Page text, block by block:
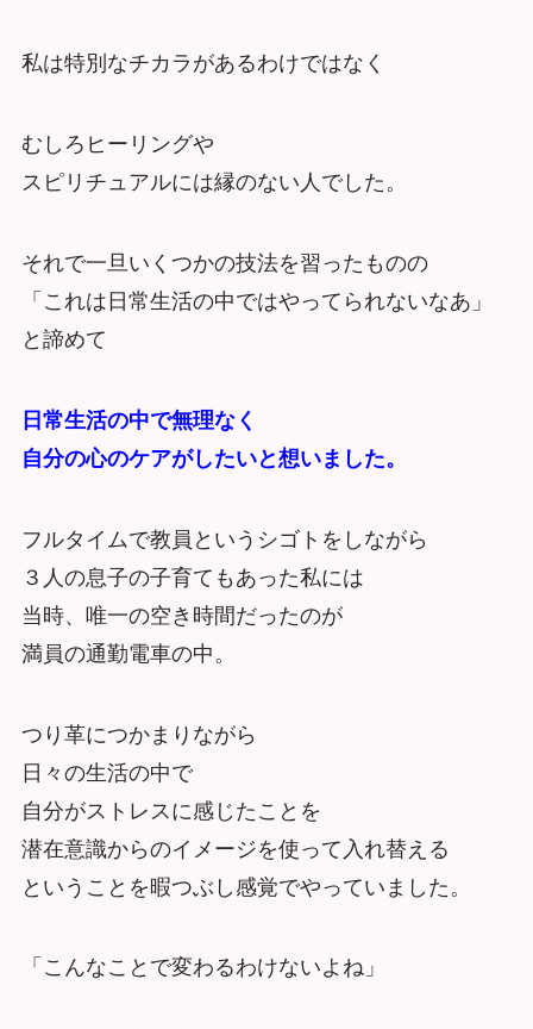
私は特別なチカラがあるわけではなく
むしろヒーリングや
スピリチュアルには縁のない人でした。
それで一旦いくつかの技法を習ったものの
「これは日常生活の中ではやってられないなあ」
と諦めて
日常生活の中で無理なく
自分の心のケアがしたいと想いました。
フルタイムで教員というシゴトをしながら
３人の息子の子育てもあった私には
当時、唯一の空き時間だったのが
満員の通勤電車の中。
つり革につかまりながら
日々の生活の中で
自分がストレスに感じたことを
潜在意識からのイメージを使って入れ替える
ということを暇つぶし感覚でやっていました。
「こんなことで変わるわけないよね」